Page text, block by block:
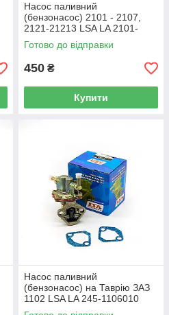
Насос паливний
(бензонасос) 2101 - 2107,
2121-21213 LSA LA 2101-
1106010
Готово до відправки
450 ₴
Купити
Насос паливний
(бензонасос) на Таврію ЗАЗ
1102 LSA LA 245-1106010